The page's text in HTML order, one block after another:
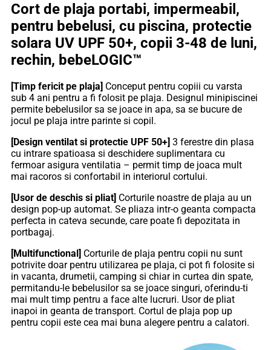
UPF
50+,
copii
3-
48
de
rechin,
bebeLOGIC™
Cort de plaja portabi, impermeabil,
pentru bebelusi, cu piscina, protectie
solara UV UPF 50+, copii 3-48 de luni,
rechin, bebeLOGIC™
[Timp fericit pe plaja] Conceput pentru copiii cu varsta
sub 4 ani pentru a fi folosit pe plaja. Designul minipiscinei
permite bebelusilor sa se joace in apa, sa se bucure de
jocul pe plaja intre parinte si copil.
[Design ventilat si protectie UPF 50+] 3 ferestre din plasa
cu intrare spatioasa si deschidere suplimentara cu
fermoar asigura ventilatia – permit timp de joaca mult
mai racoros si confortabil in interiorul cortului.
[Usor de deschis si pliat] Corturile noastre de plaja au un
design pop-up automat. Se pliaza intr-o geanta compacta
perfecta in cateva secunde, care poate fi depozitata in
portbagaj.
[Multifunctional] Corturile de plaja pentru copii nu sunt
potrivite doar pentru utilizarea pe plaja, ci pot fi folosite si
in vacanta, drumetii, camping si chiar in curtea din spate,
permitandu-le bebelusilor sa se joace singuri, oferindu-ti
mai mult timp pentru a face alte lucruri. Usor de pliat
inapoi in geanta de transport. Cortul de plaja pop up
pentru copii este cea mai buna alegere pentru a calatori.